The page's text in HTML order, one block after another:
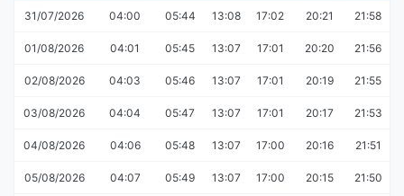
31/07/2026 04:00 05:44 13:08 17:02 20:21 21:58
01/08/2026 04:01 05:45 13:07 17:01 20:20 21:56
02/08/2026 04:03 05:46 13:07 17:01 20:19 21:55
03/08/2026 04:04 05:47 13:07 17:01 20:17 21:53
04/08/2026 04:06 05:48 13:07 17:00 20:16 21:51
05/08/2026 04:07 05:49 13:07 17:00 20:15 21:50